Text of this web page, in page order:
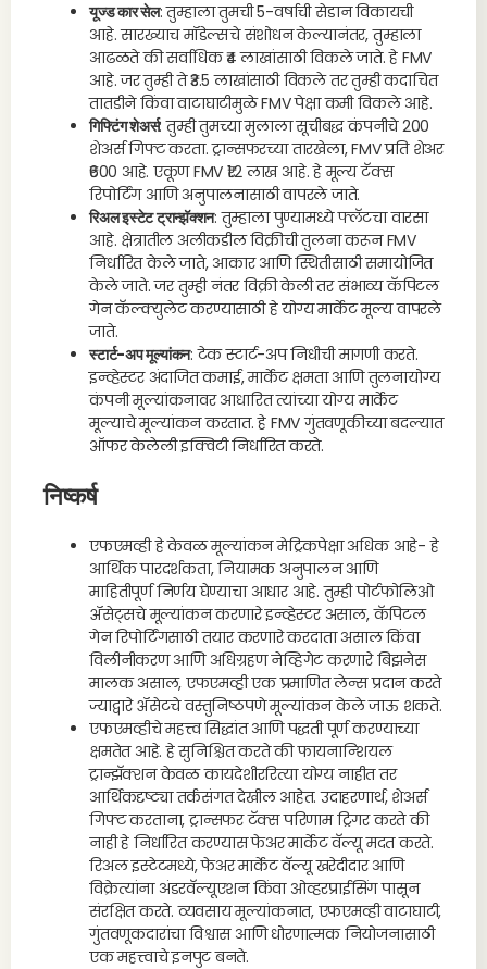
यूज्ड कार सेल: तुम्हाला तुमची 5-वर्षाची सेडान विकायची
आहे. सारख्याच मॉडेल्सचे संशोधन केल्यानंतर, तुम्हाला
आढळते की सर्वाधिक ₹4 लाखांसाठी विकले जाते. हे FMV
आहे. जर तुम्ही ते ₹3.5 लाखांसाठी विकले तर तुम्ही कदाचित
तातडीने किंवा वाटाघाटीमुळे FMV पेक्षा कमी विकले आहे.
गिफ्टिंग शेअर्स: तुम्ही तुमच्या मुलाला सूचीबद्ध कंपनीचे 200
शेअर्स गिफ्ट करता. ट्रान्सफरच्या तारखेला, FMV प्रति शेअर
₹600 आहे. एकूण FMV ₹1.2 लाख आहे. हे मूल्य टॅक्स
रिपोर्टिंग आणि अनुपालनासाठी वापरले जाते.
रिअल इस्टेट ट्रान्झॅक्शन: तुम्हाला पुण्यामध्ये फ्लॅटचा वारसा
आहे. क्षेत्रातील अलीकडील विक्रीची तुलना करून FMV
निर्धारित केले जाते, आकार आणि स्थितीसाठी समायोजित
केले जाते. जर तुम्ही नंतर विक्री केली तर संभाव्य कॅपिटल
गेन कॅल्क्युलेट करण्यासाठी हे योग्य मार्केट मूल्य वापरले
जाते.
स्टार्ट-अप मूल्यांकन: टेक स्टार्ट-अप निधीची मागणी करते.
इन्व्हेस्टर अंदाजित कमाई, मार्केट क्षमता आणि तुलनायोग्य
कंपनी मूल्यांकनावर आधारित त्यांच्या योग्य मार्केट
मूल्याचे मूल्यांकन करतात. हे FMV गुंतवणूकीच्या बदल्यात
ऑफर केलेली इक्विटी निर्धारित करते.
निष्कर्ष
एफएमव्ही हे केवळ मूल्यांकन मेट्रिकपेक्षा अधिक आहे- हे
आर्थिक पारदर्शकता, नियामक अनुपालन आणि
माहितीपूर्ण निर्णय घेण्याचा आधार आहे. तुम्ही पोर्टफोलिओ
ॲसेट्सचे मूल्यांकन करणारे इन्व्हेस्टर असाल, कॅपिटल
गेन रिपोर्टिंगसाठी तयार करणारे करदाता असाल किंवा
विलीनीकरण आणि अधिग्रहण नेव्हिगेट करणारे बिझनेस
मालक असाल, एफएमव्ही एक प्रमाणित लेन्स प्रदान करते
ज्याद्वारे ॲसेटचे वस्तुनिष्ठपणे मूल्यांकन केले जाऊ शकते.
एफएमव्हीचे महत्त्व सिद्धांत आणि पद्धती पूर्ण करण्याच्या
क्षमतेत आहे. हे सुनिश्चित करते की फायनान्शियल
ट्रान्झॅक्शन केवळ कायदेशीररित्या योग्य नाहीत तर
आर्थिकदृष्ट्या तर्कसंगत देखील आहेत. उदाहरणार्थ, शेअर्स
गिफ्ट करताना, ट्रान्सफर टॅक्स परिणाम ट्रिगर करते की
नाही हे निर्धारित करण्यास फेअर मार्केट वॅल्यू मदत करते.
रिअल इस्टेटमध्ये, फेअर मार्केट वॅल्यू खरेदीदार आणि
विक्रेत्यांना अंडरवॅल्यूएशन किंवा ओव्हरप्राईसिंग पासून
संरक्षित करते. व्यवसाय मूल्यांकनात, एफएमव्ही वाटाघाटी,
गुंतवणूकदारांचा विश्वास आणि धोरणात्मक नियोजनासाठी
एक महत्त्वाचे इनपुट बनते.